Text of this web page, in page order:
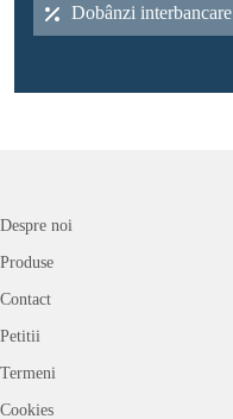
Dobânzi interbancare
Despre noi
Produse
Contact
Petitii
Termeni
Cookies